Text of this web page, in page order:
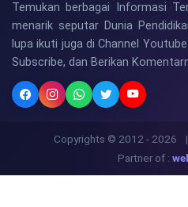
Temukan berbagai Informasi
menarik seputar Dunia
lupa ikuti juga di Channel
Subscribe, dan Berikan
Copyrights © 2012 - 2026 |
Partner of :